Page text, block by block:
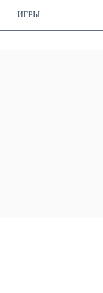
ИГРЫ